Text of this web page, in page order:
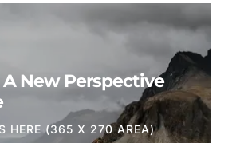
New Perspective
HERE (365 X 270 AREA)